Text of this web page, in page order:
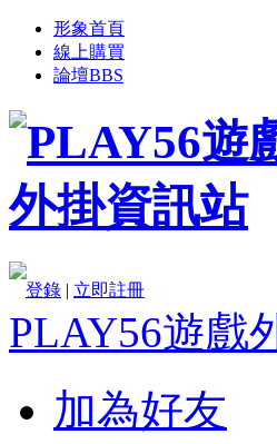
形象首頁
線上購買
論壇BBS
登錄 | 立即註冊
PLAY56遊戲
加為好友